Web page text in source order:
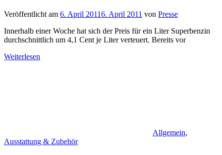
Veröffentlicht am 6. April 20116. April 2011 von Presse
Innerhalb einer Woche hat sich der Preis für ein Liter Superbenzin
durchschnittlich um 4,1 Cent je Liter verteuert. Bereits vor
Weiterlesen
Allgemein,
Ausstattung & Zubehör